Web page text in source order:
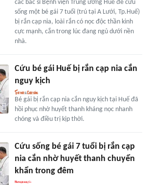
các bác sĩ Bệnh viện Trung ương Huế để cứu
sống một bé gái 7 tuổi (trú tại A Lưới, Tp.Huế)
bị rắn cạp nia, loài rắn có nọc độc thần kinh
cực mạnh, cắn trong lúc đang ngủ dưới nền
nhà.
Cứu bé gái Huế bị rắn cạp nia cắn
nguy kịch
Bé gái bị rắn cạp nia cắn nguy kịch tại Huế đã
hồi phục nhờ huyết thanh kháng nọc nhanh
chóng và điều trị kịp thời.
Cứu sống bé gái 7 tuổi bị rắn cạp
nia cắn nhờ huyết thanh chuyển
khẩn trong đêm